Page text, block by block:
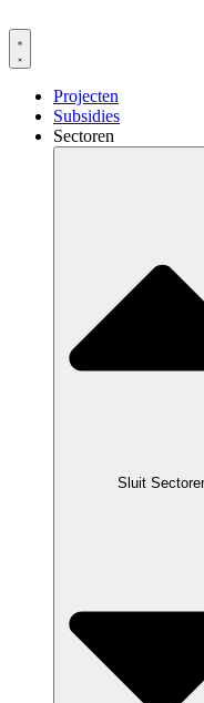
naar
de
Projecten
Subsidies
Sectoren
Sluit